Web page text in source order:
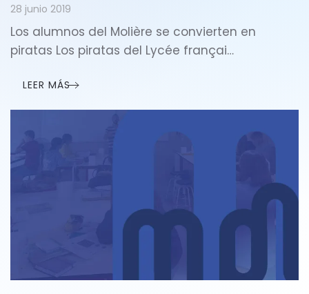
28 junio 2019
Los alumnos del Molière se convierten en
piratas Los piratas del Lycée françai…
LEER MÁS